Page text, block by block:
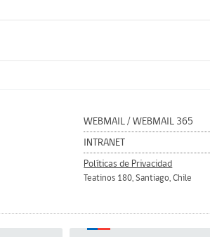
WEBMAIL /WEBMAIL 365
INTRANET
Políticas de Privacidad
Teatinos 180, Santiago, Chile